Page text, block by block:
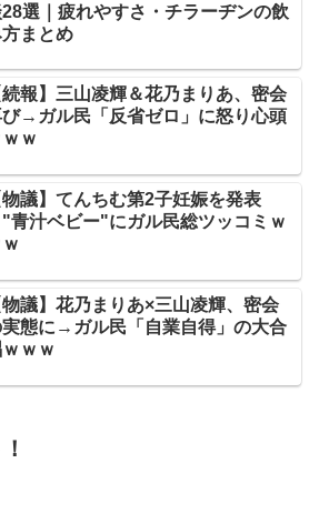
選｜疲れやすさ・チラーヂンの飲
まとめ
続報】三山凌輝＆花乃まりあ、密会
び→ガル民「反省ゼロ」に怒り心頭
ｗ
物議】てんちむ第2子妊娠を発表
青汁ベビー"にガル民総ツッコミｗ
物議】花乃まりあ×三山凌輝、密会
実態に→ガル民「自業自得」の大合
ｗｗｗ